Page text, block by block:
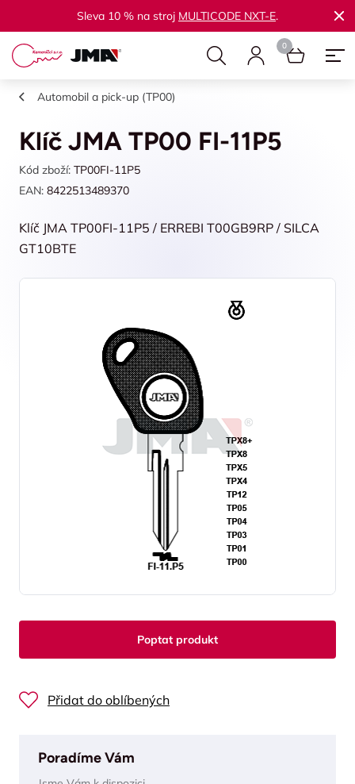
Sleva 10 % na stroj MULTICODE NXT-E.
Automobil a pick-up (TP00)
Klíč JMA TP00 FI-11P5
Kód zboží: TP00FI-11P5
EAN: 8422513489370
Klíč JMA TP00FI-11P5 / ERREBI T00GB9RP / SILCA
GT10BTE
Poptat produkt
Přidat do oblíbených
Poradíme Vám